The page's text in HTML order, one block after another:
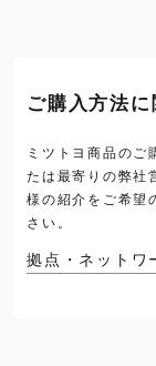
ご購入方法
ミツトヨ商品のご
たは最寄りの弊社
様の紹介をご希望
さい。
拠点・ネットワ